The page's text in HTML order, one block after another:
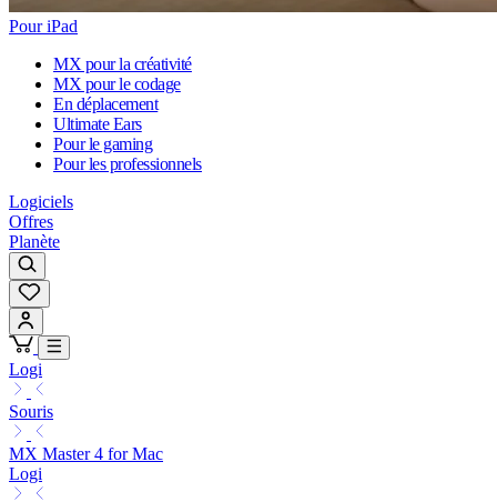
Pour iPad
MX pour la créativité
MX pour le codage
En déplacement
Ultimate Ears
Pour le gaming
Pour les professionnels
Logiciels
Offres
Planète
Logi
Souris
MX Master 4 for Mac
Logi